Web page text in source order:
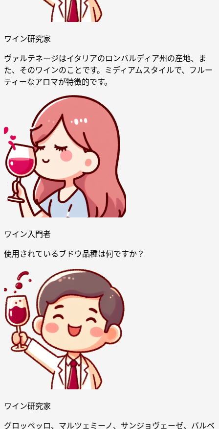
ワイン研究家
ヴァルテネージはイタリアのロンバルディア州の産地、ま
た、そのワインのことです。ミディアムスタイルで、フルー
ティーなアロマが特徴的です。
ワイン入門者
使用されているブドウ品種は何ですか？
ワイン研究家
グロッペッロ、マルツェミーノ、サンジョヴェーゼ、バルベ